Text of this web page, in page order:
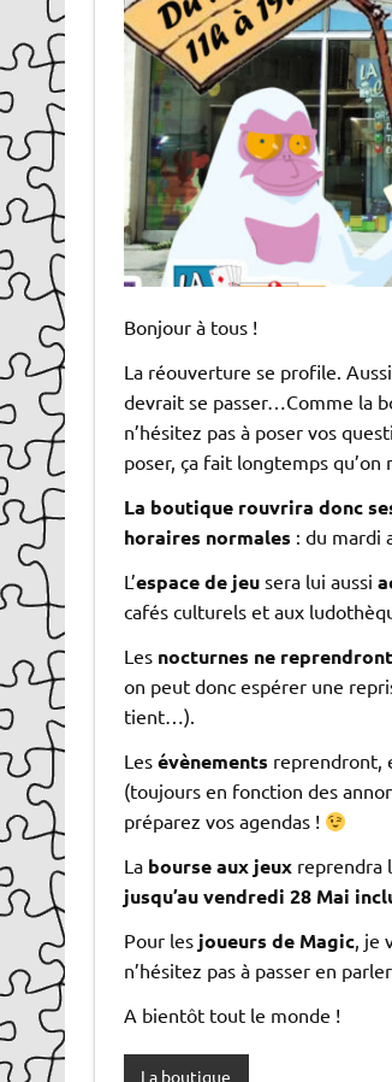
Bonjour à tous !
La réouverture se profile.
devrait se passer…Comme la
n’hésitez pas à poser vos
poser, ça fait longtemps qu’on
La boutique rouvrira donc
horaires normales : du mardi
L’espace de jeusera lui aussi
cafés culturels et aux
Les nocturnes ne
on peut donc espérer une
tient…).
Les évènements reprendront,
(toujours en fonction des
préparez vos agendas !
La bourse aux jeuxreprendra
jusqu’au vendredi 28 Mai
Pour les joueurs de Magic, je
n’hésitez pas à passer en
A bientôt tout le monde !
La boutique